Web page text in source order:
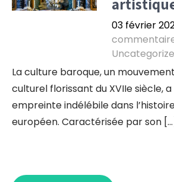
03 février
La culture baroque, un
culturel florissant du XVIIe siècle, a
empreinte indélébile dans
européen. Caractérisée par son